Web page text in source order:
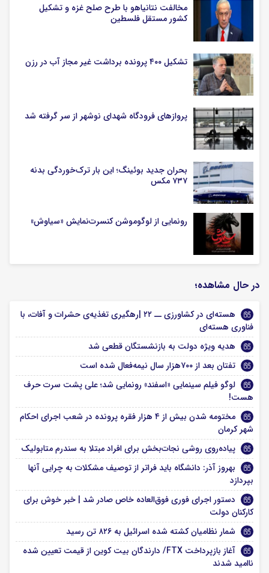
مخالفت نتانیاهو با طرح صلح غزه و تشکیل
کشور مستقل فلسطین
تشکیل ۴۰۰ پرونده برداشت غیر مجاز آب در رزن
پروازهای فرودگاه شهدای نوشهر از سر گرفته شد
بحران جدید بوئینگ؛ این بار ترک‌خوردگی بدنه
۷۳۷ مکس
رونمایی از لوگوموشن کنسرت‌نمایش «سیاوش»
در حال مشاهده؛
هسته‌ای در کشاورزی ــ ۲۲ |رهگیری تغذیه‌ی حشرات و آفات، با
فناوری هسته‌ای
هدیه ویژه دولت به بازنشستگان قطعی شد
تفتان بعد از ۷۰۰هزار سال نیمه‌فعال شده است
لوگو فیلم سینمایی «اسفند» رونمایی شد؛ علی پشت سرت حرف
هست!
مختومه شدن بیش از ۴ هزار فقره پرونده در شعب اجرای احکام
شهر کرمان
پیاده‌روی روشی نجات‌بخش برای افراد مبتلا به سندرم متابولیک
بهروز آذر: دانشگاه باید فراتر از توصیف مشکلات به چرایی آنها
بپردازد
دستور اجرای فوری فوق‌العاده خاص صادر شد | خبر خوش برای
کارکنان دولت
شمار نظامیان کشته شده اسرائیل به ۸۲۶ تن رسید
آغاز بازپرداخت FTX/ دارندگان بیت کوین از قیمت تعیین‌ شده
ناامید شدند